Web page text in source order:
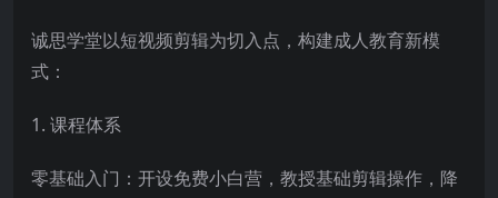
诚思学堂以短视频剪辑为切入点，构建成人教育新模
式：
1. 课程体系
零基础入门：开设免费小白营，教授基础剪辑操作，降